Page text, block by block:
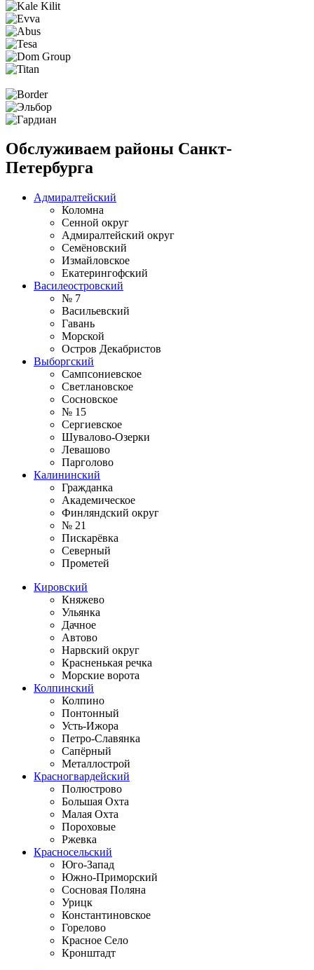
Обслуживаем районы Санкт-
Петербурга
Адмиралтейский
Коломна
Сенной округ
Адмиралтейский округ
Семёновский
Измайловское
Екатерингофский
Василеостровский
№ 7
Васильевский
Гавань
Морской
Остров Декабристов
Выборгский
Сампсониевское
Светлановское
Сосновское
№ 15
Сергиевское
Шувалово-Озерки
Левашово
Парголово
Калининский
Гражданка
Академическое
Финляндский округ
№ 21
Пискарёвка
Северный
Прометей
Кировский
Княжево
Ульянка
Дачное
Автово
Нарвский округ
Красненькая речка
Морские ворота
Колпинский
Колпино
Понтонный
Усть-Ижора
Петро-Славянка
Сапёрный
Металлострой
Красногвардейский
Полюстрово
Большая Охта
Малая Охта
Пороховые
Ржевка
Красносельский
Юго-Запад
Южно-Приморский
Сосновая Поляна
Урицк
Константиновское
Горелово
Красное Село
Кронштадт